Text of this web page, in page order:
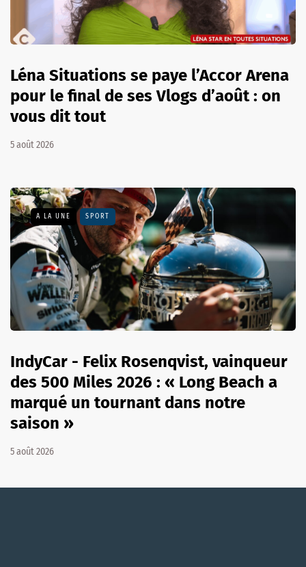
Léna Situations se paye l’Accor Arena
pour le final de ses Vlogs d’août : on
vous dit tout
5 août 2026
A LA UNE SPORT
IndyCar - Felix Rosenqvist, vainqueur
des 500 Miles 2026 : « Long Beach a
marqué un tournant dans notre
saison »
5 août 2026